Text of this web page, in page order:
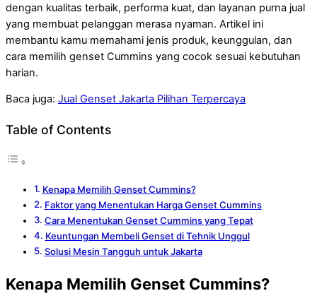
dengan kualitas terbaik, performa kuat, dan layanan purna jual
yang membuat pelanggan merasa nyaman. Artikel ini
membantu kamu memahami jenis produk, keunggulan, dan
cara memilih genset Cummins yang cocok sesuai kebutuhan
harian.
Baca juga: Jual Genset Jakarta Pilihan Terpercaya
Table of Contents
Kenapa Memilih Genset Cummins?
Faktor yang Menentukan Harga Genset Cummins
Cara Menentukan Genset Cummins yang Tepat
Keuntungan Membeli Genset di Tehnik Unggul
Solusi Mesin Tangguh untuk Jakarta
Kenapa Memilih Genset Cummins?